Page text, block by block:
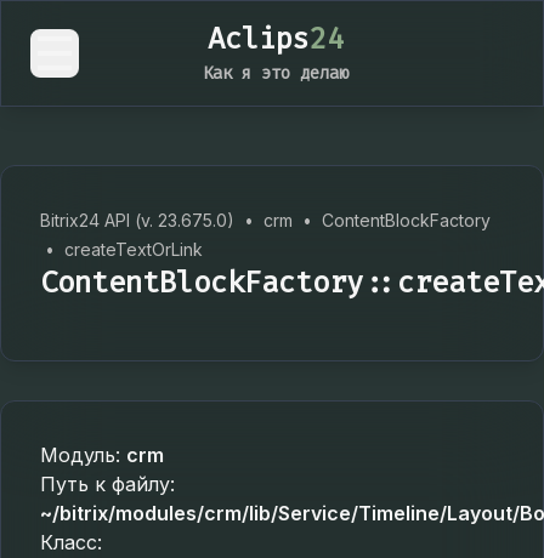
Aclips24
Как я это делаю
Bitrix24 API (v. 23.675.0) • crm • ContentBlockFactory
• createTextOrLink
Модуль: crm
Путь к файлу:
~/bitrix/modules/crm/lib/Service/Timeline/Layout/
Класс: